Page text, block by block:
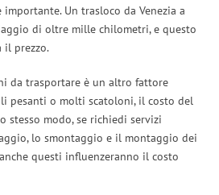
Un trasloco da Venezia a
di oltre mille chilometri, e questo
il prezzo.
da trasportare è un altro fattore
pesanti o molti scatoloni, il costo del
stesso modo, se richiedi servizi
lo smontaggio e il montaggio dei
questi influenzeranno il costo